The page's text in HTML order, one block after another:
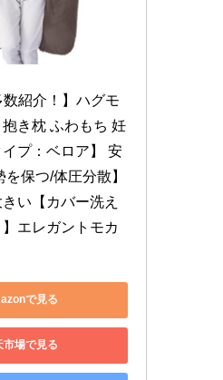
数紹介！】ハグモ
き枕 ふわもち 妊
プ：ベロア】 安
保つ/体圧分散】
い【カバー洗え
エレガントモカ
で見る
市場で見る